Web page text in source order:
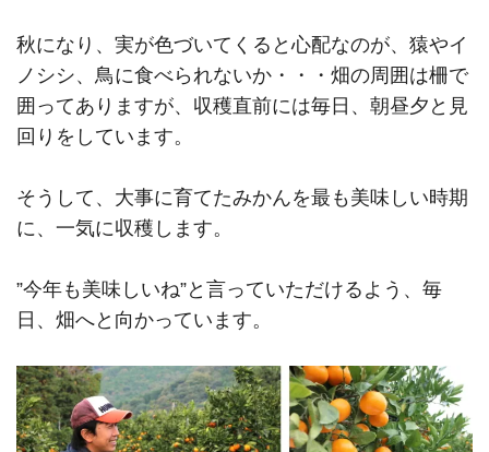
秋になり、実が色づいてくると心配なのが、猿やイ
ノシシ、鳥に食べられないか・・・畑の周囲は柵で
囲ってありますが、収穫直前には毎日、朝昼夕と見
回りをしています。
そうして、大事に育てたみかんを最も美味しい時期
に、一気に収穫します。
”今年も美味しいね”と言っていただけるよう、毎
日、畑へと向かっています。